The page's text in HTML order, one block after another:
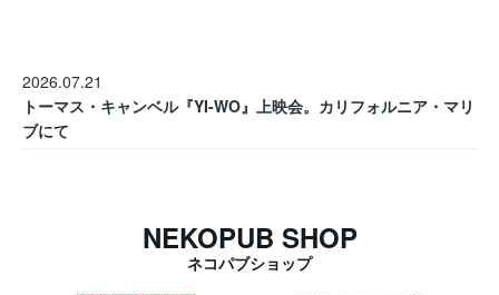
2026.07.21
トーマス・キャンベル『YI-WO』上映会。カリフォルニア・マリ
ブにて
NEKOPUB SHOP
ネコパブショップ